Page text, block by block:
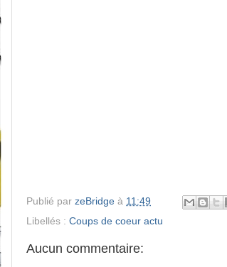
Publié par zeBridge à 11:49
Libellés : Coups de coeur actu
Aucun commentaire: